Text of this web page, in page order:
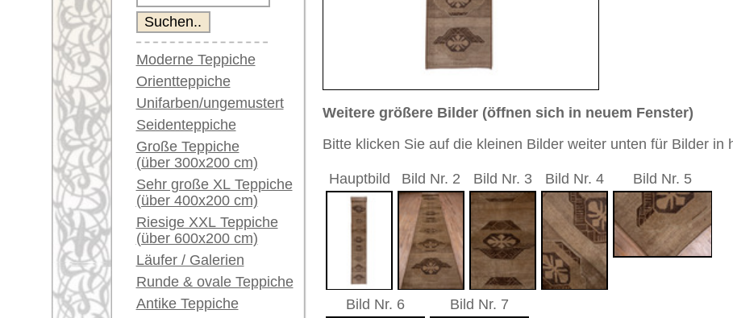
Antike Teppiche
Antike China Teppiche
Blaue Teppiche
Graue Teppiche
Braune Teppiche
Blaue Teppiche
Grüne Teppiche
Rot/pink/flieder/lila
Beige/hell/cremefarben
Ein kleines Teppich-
Glossar...
Händler können ihre
großen Teppiche hier
verkaufen
Info Center
Häufige Fragen (FAQ)
AGB
Bestellvorgang
Lieferung und Zahlung
Widerrufsrecht
Datenschutz
Bild Nr. 6
Artikelnummer:
Name/Provenienz:
Uschak, antik
Ursprungsland:
894 x 99 cm (Läufer)
Alter:
Flor: Wolle
Musterung:
Grundfarbe:
Bemerkungen:
Unikat. Handgeknüpfter / traditionell orientalischer Teppich
Der Flor dieses Teppichs besteht aus Wolle
Preis (inkl. MwSt.): € 10.900
Voraussichtliche Lieferzeit:
4 - 8 Werktage
in Warenkorb